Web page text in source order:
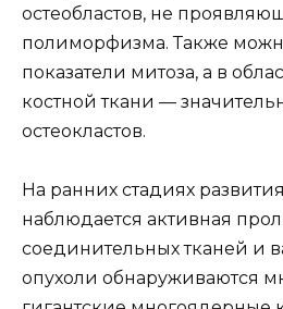
остеобластов, не
полиморфизма. Также
показатели митоза, а в
костной ткани —
остеокластов.
На ранних стадиях
наблюдается активная
соединительных тканей и
опухоли обнаруживаются